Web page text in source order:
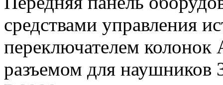
средствами управления
переключателем
разъемом для